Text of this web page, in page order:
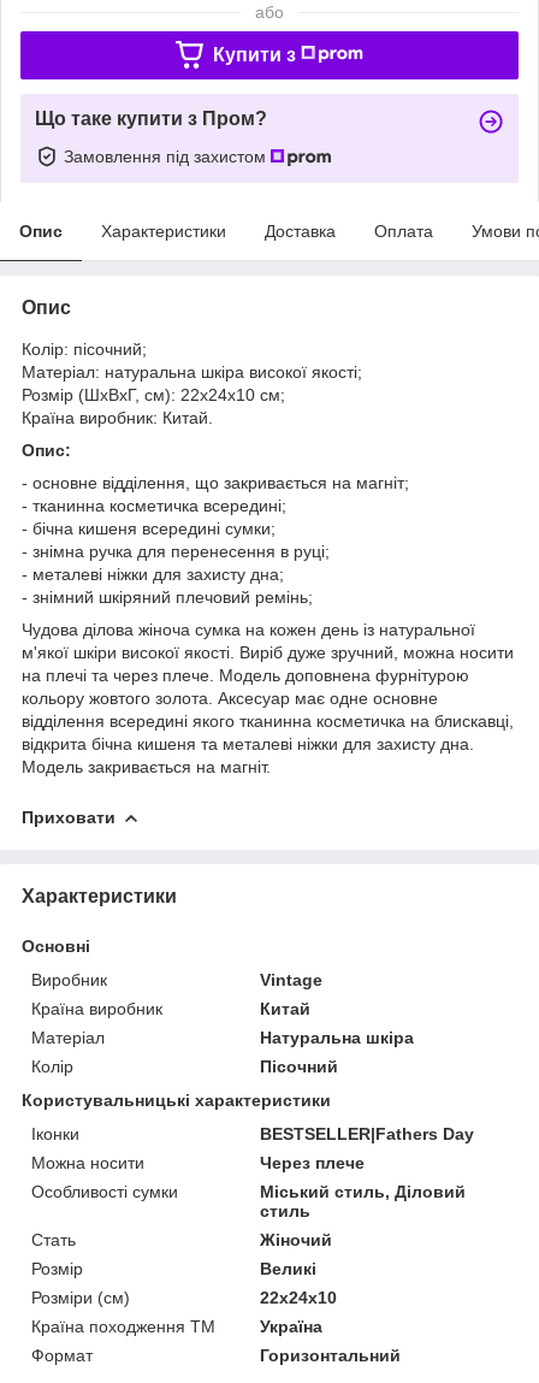
або
Купити з
Що таке купити з Пром?
Замовлення під захистом
Опис Характеристики Доставка Оплата Умови
Опис
Колір: пісочний;
Матеріал: натуральна шкіра високої якості;
Розмір (ШхВхГ, см): 22х24х10 см;
Країна виробник: Китай.
Опис:
- основне відділення, що закривається на магніт;
- тканинна косметичка всередині;
- бічна кишеня всередині сумки;
- знімна ручка для перенесення в руці;
- металеві ніжки для захисту дна;
- знімний шкіряний плечовий ремінь;
Чудова ділова жіноча сумка на кожен день із натуральної
м'якої шкіри високої якості. Виріб дуже зручний, можна носити
на плечі та через плече. Модель доповнена фурнітурою
кольору жовтого золота. Аксесуар має одне основне
відділення всередині якого тканинна косметичка на блискавці,
відкрита бічна кишеня та металеві ніжки для захисту дна.
Модель закривається на магніт.
Приховати
Характеристики
Основні
Виробник
Vintage
Країна виробник
Китай
Матеріал
Натуральна шкіра
Колір
Пісочний
Користувальницькі характеристики
Іконки
BESTSELLER|Fathers Day
Можна носити
Через плече
Особливості сумки
Міський стиль, Діловий
стиль
Стать
Жіночий
Розмір
Великі
Розміри (см)
22х24х10
Країна походження ТМ
Україна
Формат
Горизонтальний